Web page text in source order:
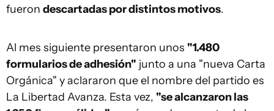
fueron descartadas por distintos motivos.
Al mes siguiente presentaron unos "1.480
formularios de adhesión" junto a una "nueva Carta
Orgánica" y aclararon que el nombre del partido es
La Libertad Avanza. Esta vez, "se alcanzaron las